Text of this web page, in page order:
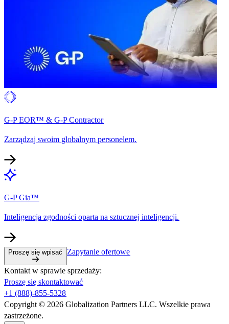
G-P EOR™ & G-P Contractor​​
Zarządzaj swoim globalnym personelem.​​
G-P Gia™​​
Inteligencja zgodności oparta na sztucznej inteligencji.​​
Proszę się wpisać​​ Zapytanie ofertowe​​
Kontakt w sprawie sprzedaży:​​
Proszę się skontaktować​​
+1 (888)-855-5328​​
Copyright © 2026 Globalization Partners LLC. Wszelkie prawa
zastrzeżone.​​